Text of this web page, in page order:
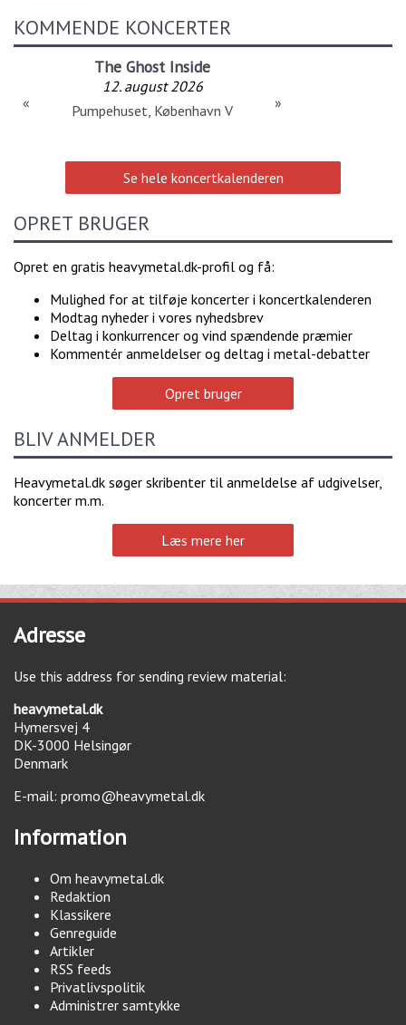
KOMMENDE KONCERTER
The Ghost Inside
12. august 2026
Pumpehuset, København V
« »
Se hele koncertkalenderen
OPRET BRUGER
Opret en gratis heavymetal.dk-profil og få:
Mulighed for at tilføje koncerter i koncertkalenderen
Modtag nyheder i vores nyhedsbrev
Deltag i konkurrencer og vind spændende præmier
Kommentér anmeldelser og deltag i metal-debatter
Opret bruger
BLIV ANMELDER
Heavymetal.dk søger skribenter til anmeldelse af udgivelser,
koncerter m.m.
Læs mere her
Adresse
Use this address for sending review material:
heavymetal.dk
Hymersvej 4
DK-3000 Helsingør
Denmark
E-mail: promo@heavymetal.dk
Information
Om heavymetal.dk
Redaktion
Klassikere
Genreguide
Artikler
RSS feeds
Privatlivspolitik
Administrer samtykke